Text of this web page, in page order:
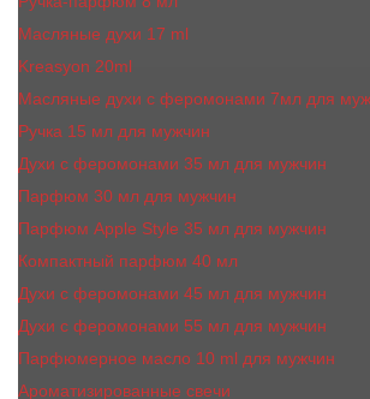
Масляные духи 17 ml
Kreasyon 20ml
Масляные духи c феромонами 7мл для
Ручка 15 мл для мужчин
Духи с феромонами 35 мл для мужчин
Парфюм 30 мл для мужчин
Парфюм Apple Style 35 мл для мужчин
Компактный парфюм 40 мл
Духи с феромонами 45 мл для мужчин
Духи с феромонами 55 мл для мужчин
Парфюмерное масло 10 ml для мужчин
Ароматизированные свечи